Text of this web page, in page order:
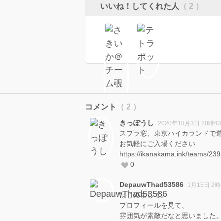
いいね！してくれた人 （ 2 ）
コメント （ 2 ）
きっぽうし 2020年10月3日 20時
スプラ窓、東京ハイカランドで
お気軽にご入場ください
https://ikanakama.ink/teams/
0
DepauwThad53586 1月15日 2
はじめまして。
プロフィールを見て、
雰囲気が素敵だなと思いました。